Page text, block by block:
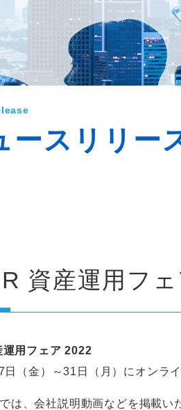
ースリリー
IR 資産運用フ
運用フェア 2022
日（金）～31日（月）にオンラ
は、会社説明動画などを掲載い